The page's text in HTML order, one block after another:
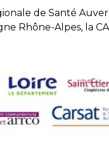
de Santé
Rhône-Alpes, la